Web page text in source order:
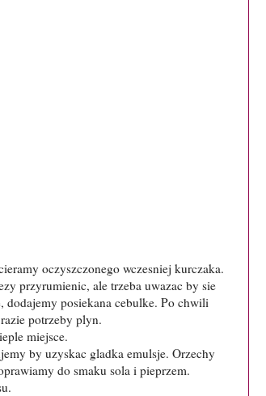
oczyszczonego wczesniej kurczaka.
przyrumienic, ale trzeba uwazac by sie
dodajemy posiekana cebulke. Po chwili
potrzeby plyn.
miejsce.
by uzyskac gladka emulsje. Orzechy
do smaku sola i pieprzem.